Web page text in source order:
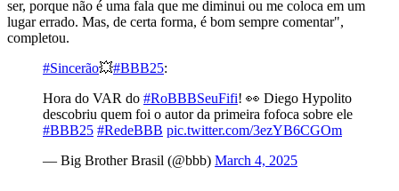
ser, porque não é uma fala que me diminui ou me coloca em um
lugar errado. Mas, de certa forma, é bom sempre comentar",
completou.
#Sincerão💥#BBB25:
Hora do VAR do #RoBBBSeuFifi! 👀 Diego Hypolito
descobriu quem foi o autor da primeira fofoca sobre ele
#BBB25 #RedeBBB pic.twitter.com/3ezYB6CGOm
— Big Brother Brasil (@bbb) March 4, 2025